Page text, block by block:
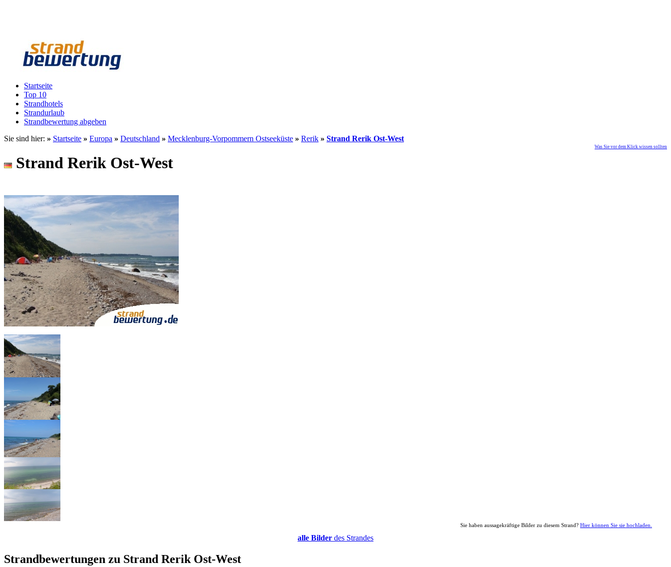
Startseite
Top 10
Strandhotels
Strandurlaub
Strandbewertung abgeben
Was Sie vor dem Klick wissen sollten
Sie sind hier: » Startseite » Europa » Deutschland » Mecklenburg-Vorpommern Ostseeküste » Rerik » Strand Rerik Ost-West
Strand Rerik Ost-West
Sie haben aussagekräftige Bilder zu diesem Strand? Hier können Sie sie hochladen.
alle Bilder des Strandes
Strandbewertungen zu Strand Rerik Ost-West